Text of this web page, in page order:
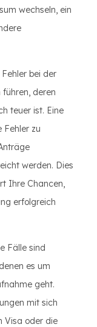
wechseln, ein
Fehler bei der
deren
teuer ist. Eine
Fehler zu
werden. Dies
Ihre Chancen,
erfolgreich
Fälle sind
es um
geht.
mit sich
Visa oder die